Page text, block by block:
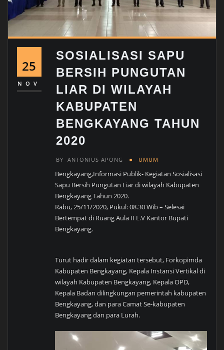
25
NOV
SOSIALISASI SAPU
BERSIH PUNGUTAN
LIAR DI WILAYAH
KABUPATEN
BENGKAYANG TAHUN
2020
BY ANTONIUS APONG UMUM
Bengkayang,Informasi Publik- Kegiatan Sosialisasi
Sapu Bersih Pungutan Liar di wilayah Kabupaten
Bengkayang Tahun 2020.
Rabu, 25/11/2020, Pukul: 08.30 Wib – Selesai
Bertempat di Ruang Aula II L.V Kantor Bupati
Bengkayang.
Turut hadir dalam kegiatan tersebut, Forkopimda
Kabupaten Bengkayang, Kepala Instansi Vertikal di
wilayah Kabupaten Bengkayang, Kepala OPD,
Kepala Badan dilingkungan pemerintah kabupaten
Bengkayang, dan para Camat Se-kabupaten
Bengkayang dan para Lurah.